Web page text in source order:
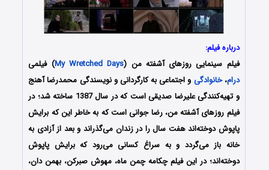
درباره فیلم:
فیلم سینمایی روزهای آشفته من (My Wretched Days) فیلمی
درام،خانوادگی و اجتماعی به کارگردانی و نویسندگی محمدرضا آهنج
و تهیه‌کنندگی علیرضا صدیقی است که در سال 1387 ساخته شد؛ در
فیلم روزهای آشفته من، رضا جوانی است که به خاطر این که برایش
پاپوش دوخته‌اند هفت سال را در زندان می‌گذراند و بعد از آزادی به
خانه باز می‌گردد و به سراغ کسانی می‌رود که برایش پاپوش
دوخته‌اند؛ در این فیلم چکامه چمن ماه، مهوش صبرکن، بهمن دان،